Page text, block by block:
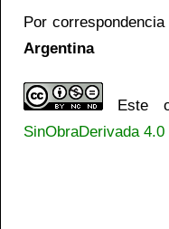
Por
Argentina
Este
SinObraDerivada